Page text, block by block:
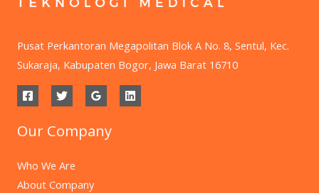
Pusat Perkantoran Megapolitan Blok A No. 8, Sentul, Kec.
Sukaraja, Kabupaten Bogor, Jawa Barat 16710
Our Company
Who We Are
About Company